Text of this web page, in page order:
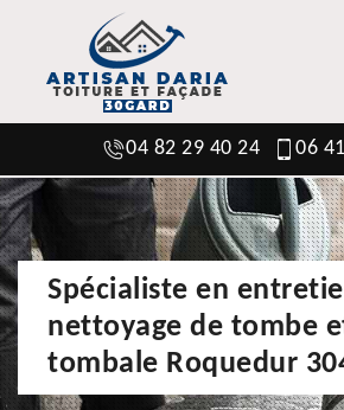
04 82 29 40 24 06
Spécialiste en
nettoyage de tombe
tombale Roquedur